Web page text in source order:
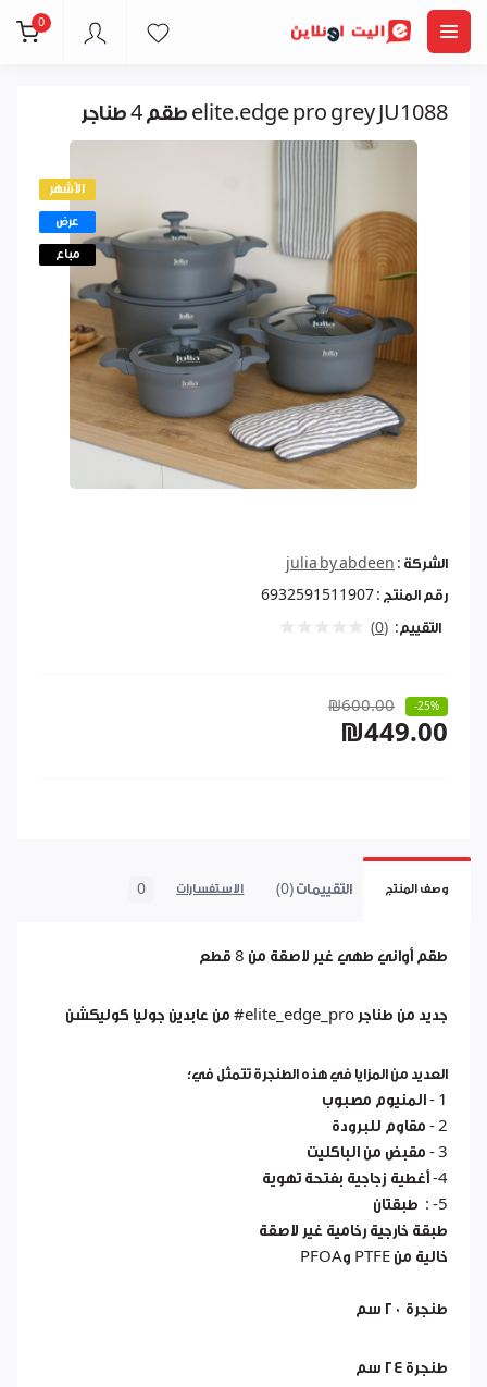
0
طقم 4 طناجر elite.edge pro grey JU1088
الأشهر
عرض
مباع
الشركة : julia by abdeen
رقم المنتج : 6932591511907
التقييم: (0)
₪600.00 -25%
₪449.00
وصف المنتج التقييمات (0) الاستفسارات 0
طقم أواني طهي غير لاصقة من 8 قطع
جديد من طناجر elite_edge_pro# من عابدين جوليا كوليكشن
العديد من المزايا في هذه الطنجرة تتمثل في؛
1 - المنيوم مصبوب
2 - مقاوم للبرودة
3 - مقبض من الباكليت
4- أغطية زجاجية بفتحة تهوية
5- : طبقتان
طبقة خارجية رخامية غير لاصقة
خالية من PTFE وPFOA
طنجرة ٢٠ سم
طنجرة ٢٤ سم